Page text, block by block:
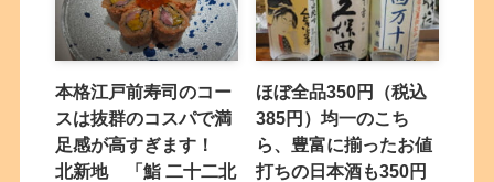
本格江戸前寿司のコー
スは抜群のコスパで満
足感が高すぎます！
北新地 「鮨 二十二北
ほぼ全品350円（税込
385円）均一のこち
ら、豊富に揃ったお値
打ちの日本酒も350円